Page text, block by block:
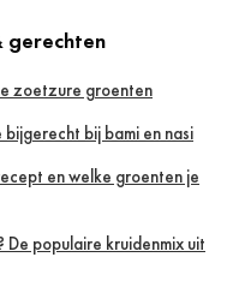
gerechten
zoetzure groenten
bij bami en nasi
en welke groenten je
De populaire kruidenmix uit